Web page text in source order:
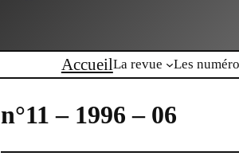
AccueilLa revue Les
n°11 – 1996 – 06